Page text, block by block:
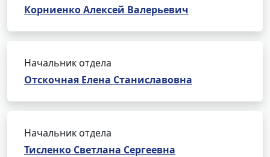
Корниенко Алексей Валерьевич
Начальник отдела
Отскочная Елена Станиславовна
Начальник отдела
Тисленко Светлана Сергеевна